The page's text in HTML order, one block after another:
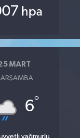
hpa
MART
6°
yağmurlu